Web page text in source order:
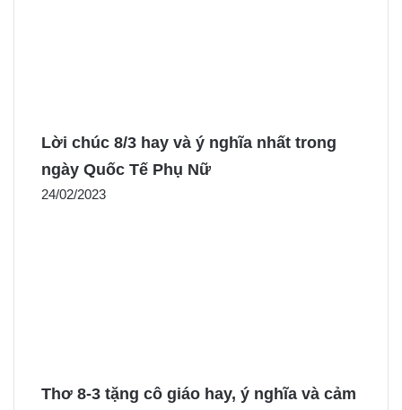
Lời chúc 8/3 hay và ý nghĩa nhất trong
ngày Quốc Tế Phụ Nữ
24/02/2023
Thơ 8-3 tặng cô giáo hay, ý nghĩa và cảm